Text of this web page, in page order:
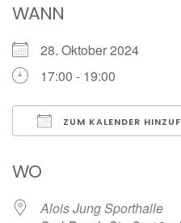
WANN
28. Oktober 2024
17:00 - 19:00
ZUM KALENDER
WO
Alois Jung Sporthalle